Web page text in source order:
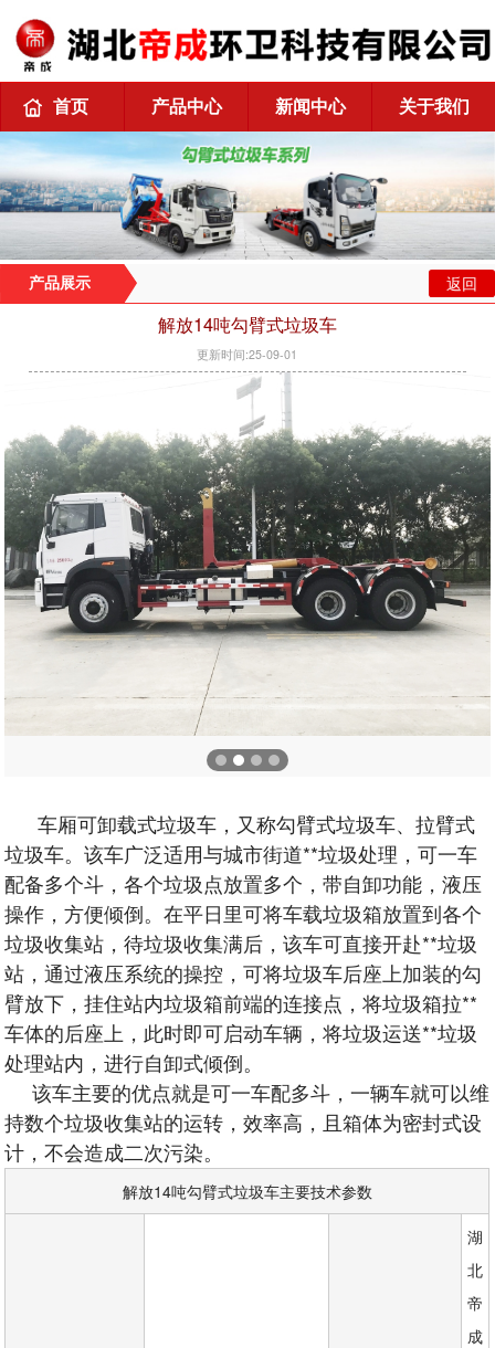
首页 产品中心 新闻中心 关于我们
产品展示 返回
解放14吨勾臂式垃圾车
更新时间:25-09-01
车厢可卸载式垃圾车，又称勾臂式垃圾车、拉臂式
垃圾车。该车广泛适用与城市街道**垃圾处理，可一车
配备多个斗，各个垃圾点放置多个，带自卸功能，液压
操作，方便倾倒。在平日里可将车载垃圾箱放置到各个
垃圾收集站，待垃圾收集满后，该车可直接开赴**垃圾
站，通过液压系统的操控，可将垃圾车后座上加装的勾
臂放下，挂住站内垃圾箱前端的连接点，将垃圾箱拉**
车体的后座上，此时即可启动车辆，将垃圾运送**垃圾
处理站内，进行自卸式倾倒。
该车主要的优点就是可一车配多斗，一辆车就可以维
持数个垃圾收集站的运转，效率高，且箱体为密封式设
计，不会造成二次污染。
解放14吨勾臂式垃圾车主要技术参数
湖
北
帝
成